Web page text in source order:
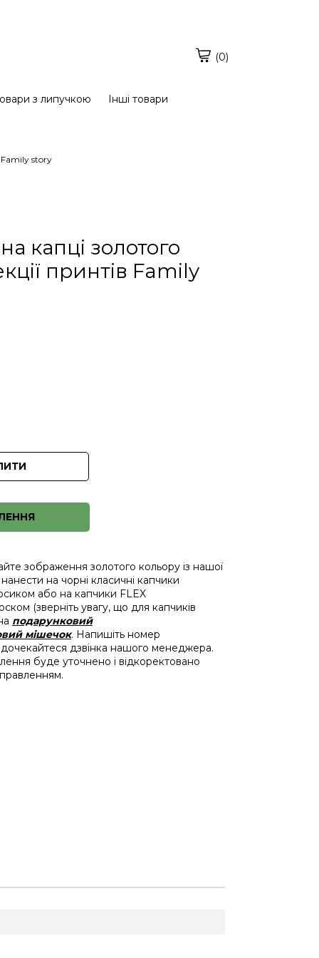
(0)
з липучкою Інші товари
story
капці золотого
принтів Family
зображення золотого кольору із нашої
на чорні класичні капчики
або на капчики FLEX
(зверніть увагу, що для капчиків
подарунковий
мішечок. Напишіть номер
дзвінка нашого менеджера.
буде уточнено і відкоректовано